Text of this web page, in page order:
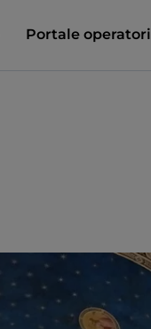
Portale operatori